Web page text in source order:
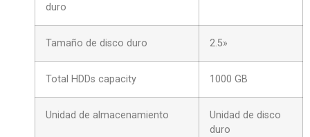
duro
Tamaño de disco duro 2.5»
Total HDDs capacity 1000 GB
Unidad de almacenamiento
Unidad de disco
duro